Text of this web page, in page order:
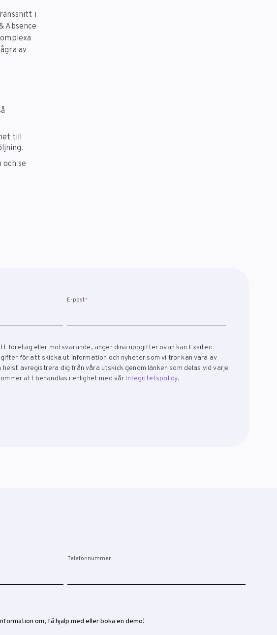
i
Absence
av
till
och se
E-post*
företag eller motsvarande, anger dina uppgifter ovan kan Exsitec
för att skicka ut information och nyheter som vi tror kan vara av
helst avregistrera dig från våra utskick genom länken som delas vid varje
att behandlas i enlighet med vår Integritetspolicy.
Telefonnummer